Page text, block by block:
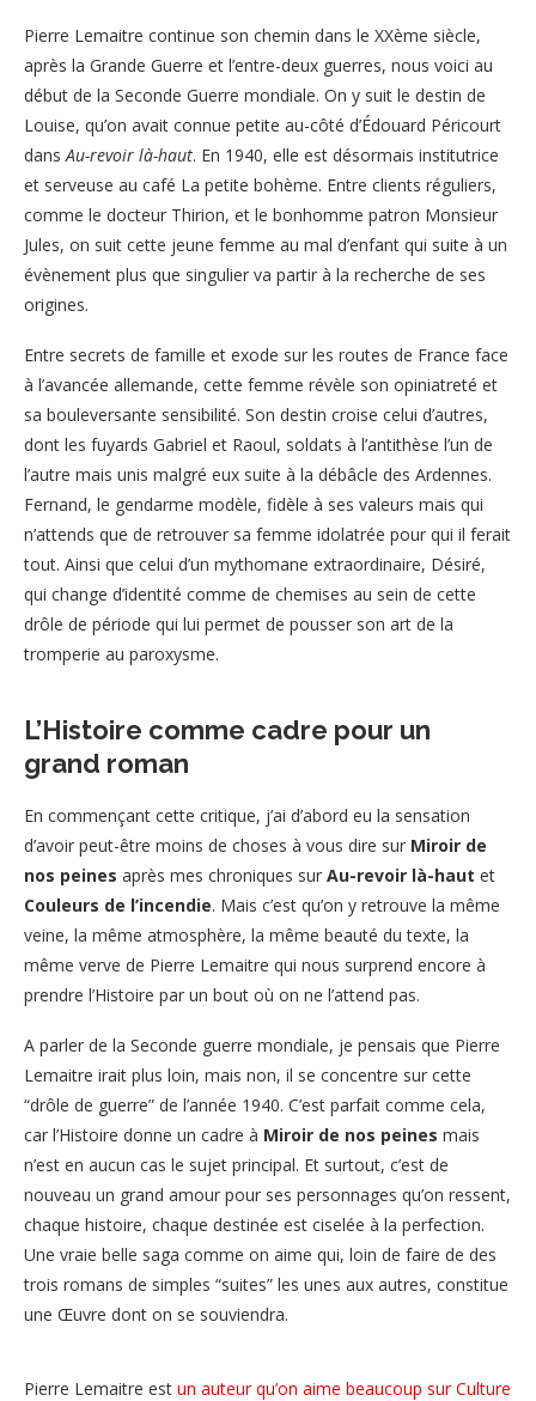
Pierre Lemaitre continue son chemin dans le XXème siècle,
après la Grande Guerre et l’entre-deux guerres, nous voici au
début de la Seconde Guerre mondiale. On y suit le destin de
Louise, qu’on avait connue petite au-côté d’Édouard Péricourt
dansAu-revoir là-haut. En 1940, elle est désormais institutrice
et serveuse au café La petite bohème. Entre clients réguliers,
comme le docteur Thirion, et le bonhomme patron Monsieur
Jules, on suit cette jeune femme au mal d’enfant qui suite à un
évènement plus que singulier va partir à la recherche de ses
origines.
Entre secrets de famille et exode sur les routes de France face
à l’avancée allemande, cette femme révèle son opiniatreté et
sa bouleversante sensibilité. Son destin croise celui d’autres,
dont les fuyards Gabriel et Raoul, soldats à l’antithèse l’un de
l’autre mais unis malgré eux suite à la débâcle des Ardennes.
Fernand, le gendarme modèle, fidèle à ses valeurs mais qui
n’attends que de retrouver sa femme idolatrée pour qui il ferait
tout. Ainsi que celui d’un mythomane extraordinaire, Désiré,
qui change d’identité comme de chemises au sein de cette
drôle de période qui lui permet de pousser son art de la
tromperie au paroxysme.
L’Histoire comme cadre pour un
grand roman
En commençant cette critique, j’ai d’abord eu la sensation
d’avoir peut-être moins de choses à vous dire sur Miroir de
nos peines après mes chroniques sur Au-revoir là-haut et
Couleurs de l’incendie. Mais c’est qu’on y retrouve la même
veine, la même atmosphère, la même beauté du texte, la
même verve de Pierre Lemaitre qui nous surprend encore à
prendre l’Histoire par un bout où on ne l’attend pas.
A parler de la Seconde guerre mondiale, je pensais que Pierre
Lemaitre irait plus loin, mais non, il se concentre sur cette
“drôle de guerre” de l’année 1940. C’est parfait comme cela,
car l’Histoire donne un cadre à Miroir de nos peines mais
n’est en aucun cas le sujet principal. Et surtout, c’est de
nouveau un grand amour pour ses personnages qu’on ressent,
chaque histoire, chaque destinée est ciselée à la perfection.
Une vraie belle saga comme on aime qui, loin de faire de des
trois romans de simples “suites” les unes aux autres, constitue
une Œuvre dont on se souviendra.
Pierre Lemaitre est un auteur qu’on aime beaucoup sur Culture